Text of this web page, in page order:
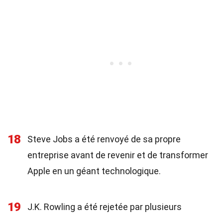
18
Steve Jobs a été renvoyé de sa propre
entreprise avant de revenir et de transformer
Apple en un géant technologique.
19
J.K. Rowling a été rejetée par plusieurs